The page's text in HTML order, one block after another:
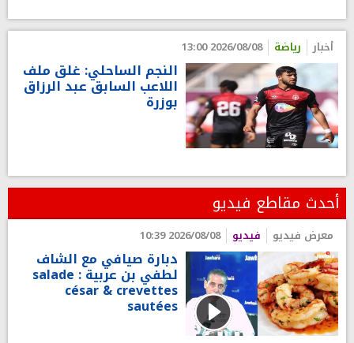
أخبار رياضة 2026/08/08 13:00
النجم الساحلي: غلق ملف
اللاعب السابق عبد الرزاق
بوزرة
أحدث مقاطع فيديو
معرض فيديو فيديو 2026/08/08 10:39
دبارة صيافي مع الشاف
لطفي بن عربية : salade
césar & crevettes
sautées